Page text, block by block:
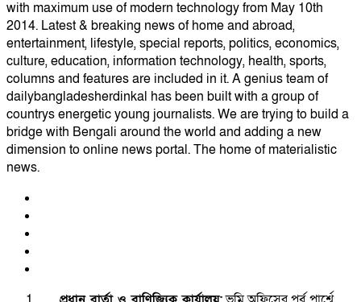
with maximum use of modern technology from May 10th
2014. Latest & breaking news of home and abroad,
entertainment, lifestyle, special reports, politics, economics,
culture, education, information technology, health, sports,
columns and features are included in it. A genius team of
dailybangladesherdinkal has been built with a group of
countrys energetic young journalists. We are trying to build a
bridge with Bengali around the world and adding a new
dimension to online news portal. The home of materialistic
news.